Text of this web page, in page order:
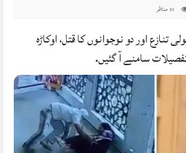
31 مناظر
اور دو نوجوانوں کا قتل، اوکاڑہ
سامنے آ گئیں.